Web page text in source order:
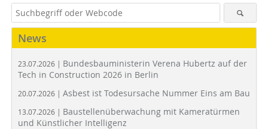
News
23.07.2026 | Bundesbauministerin Verena Hubertz auf der
Tech in Construction 2026 in Berlin
20.07.2026 | Asbest ist Todesursache Nummer Eins am Bau
13.07.2026 | Baustellenüberwachung mit Kameratürmen
und Künstlicher Intelligenz